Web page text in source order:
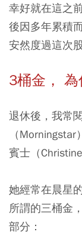
幸好就在這之
後因多年累積
安然度過這次股
3桶金，
退休後，我常
（
賓士（
她經常在晨星
所謂的三桶金
部分：